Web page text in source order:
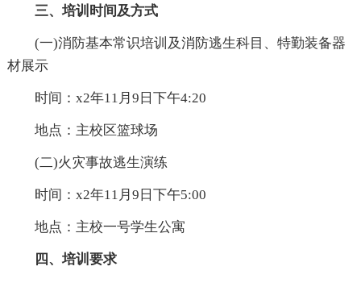
三、培训时间及方式
(一)消防基本常识培训及消防逃生科目、特勤装备器
材展示
时间：x2年11月9日下午4:20
地点：主校区篮球场
(二)火灾事故逃生演练
时间：x2年11月9日下午5:00
地点：主校一号学生公寓
四、培训要求